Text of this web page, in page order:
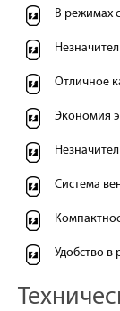
В режимах
Отличное
Экономия
Система
Удобство